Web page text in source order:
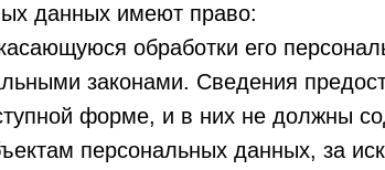
данных имеют право:
обработки его
законами. Сведения
форме, и в них не должны
персональных данных, за